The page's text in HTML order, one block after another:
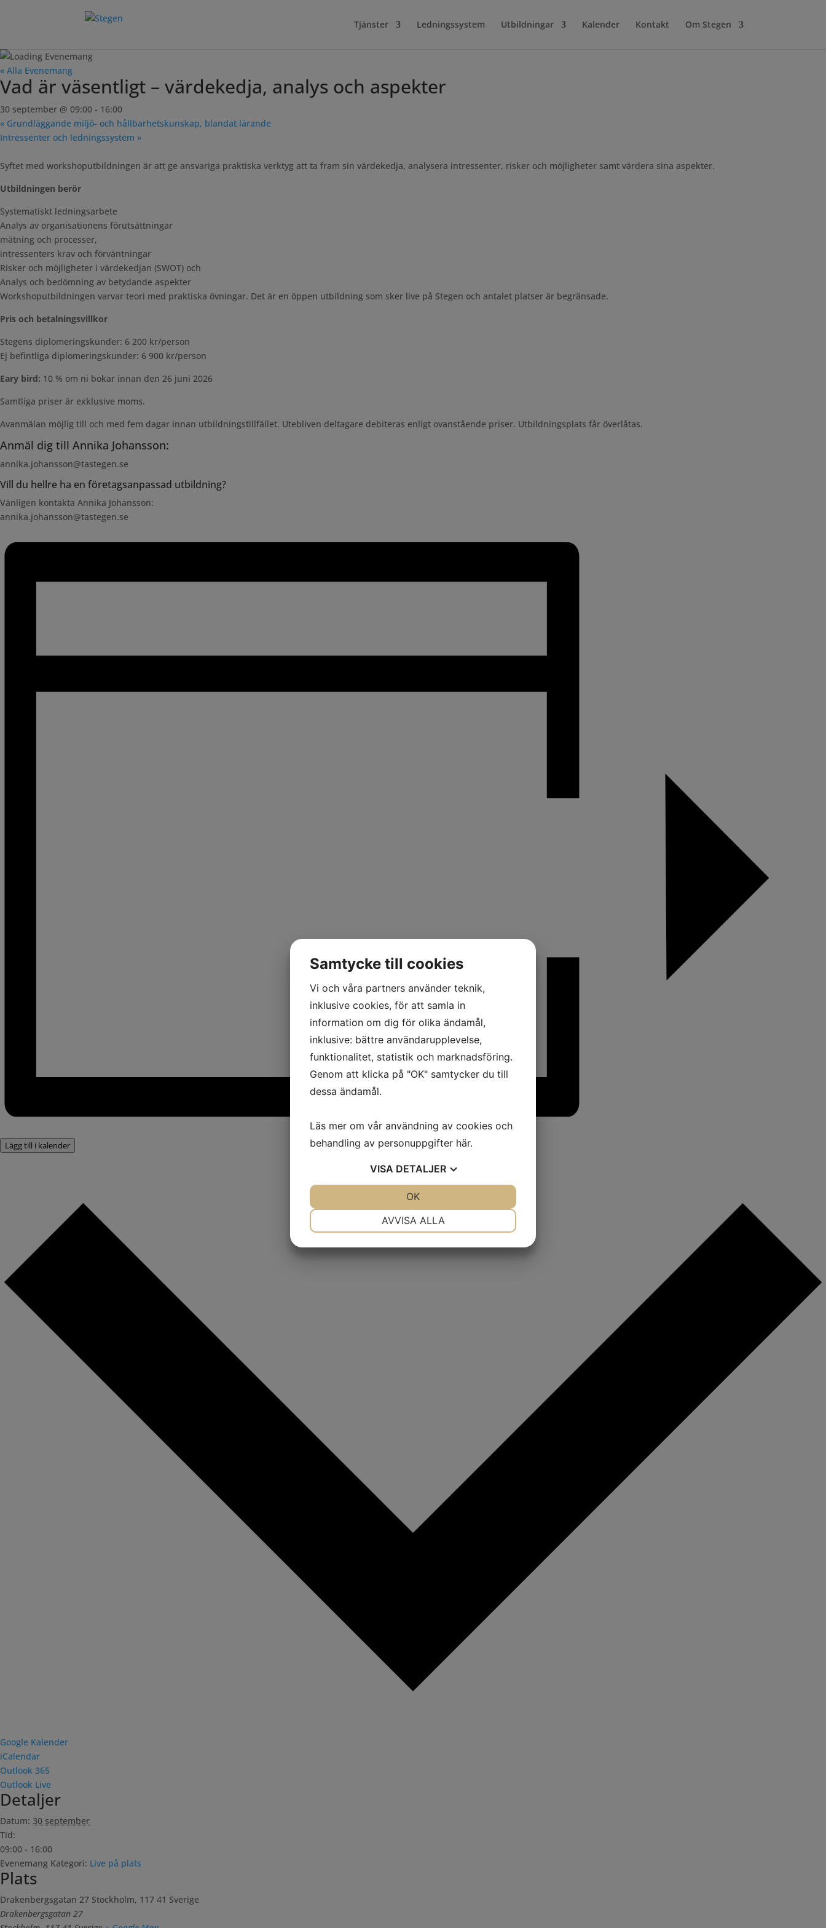
Tjänster Ledningssystem Utbildningar Kalender Kontakt Om Stegen
« Alla Evenemang
Vad är väsentligt – värdekedja, analys och aspekter
30 september @ 09:00 - 16:00
« Grundläggande miljö- och hållbarhetskunskap, blandat lärande
Intressenter och ledningssystem »
Syftet med workshoputbildningen är att ge ansvariga praktiska verktyg att ta fram sin värdekedja, analysera intressenter, risker och möjligheter samt värdera sina aspekter.
Utbildningen berör
Systematiskt ledningsarbete
Analys av organisationens förutsättningar
mätning och processer,
intressenters krav och förväntningar
Risker och möjligheter i värdekedjan (SWOT) och
Analys och bedömning av betydande aspekter
Workshoputbildningen varvar teori med praktiska övningar. Det är en öppen utbildning som sker live på Stegen och antalet platser är begränsade.
Pris och betalningsvillkor
Stegens diplomeringskunder: 6 200 kr/person
Ej befintliga diplomeringskunder: 6 900 kr/person
Eary bird: 10 % om ni bokar innan den 26 juni 2026
Samtliga priser är exklusive moms.
Avanmälan möjlig till och med fem dagar innan utbildningstillfället. Utebliven deltagare debiteras enligt ovanstående priser. Utbildningsplats får överlåtas.
Anmäl dig till Annika Johansson:
annika.johansson@tastegen.se
Vill du hellre ha en företagsanpassad utbildning?
Vänligen kontakta Annika Johansson:
annika.johansson@tastegen.se
Lägg till i kalender
Google Kalender
iCalendar
Outlook 365
Outlook Live
Detaljer
Datum: 30 september
Tid:
09:00 - 16:00
Evenemang Kategori: Live på plats
Plats
Drakenbergsgatan 27 Stockholm, 117 41 Sverige
Drakenbergsgatan 27
Samtycke till cookies
Vi och våra partners använder teknik,
inklusive cookies, för att samla in
information om dig för olika ändamål,
inklusive: bättre användarupplevelse,
funktionalitet, statistik och marknadsföring.
Genom att klicka på "OK" samtycker du till
dessa ändamål.
Läs mer om vår användning av cookies och
behandling av personuppgifter här.
VISA DETALJER
AVVISA ALLA
OK